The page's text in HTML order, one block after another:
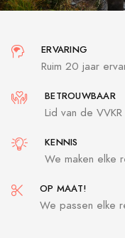
ERVARING
Ruim 20 jaar
BETROUWBAAR
Lid van de
KENNIS
We maken elke
OP MAAT!
We passen elke